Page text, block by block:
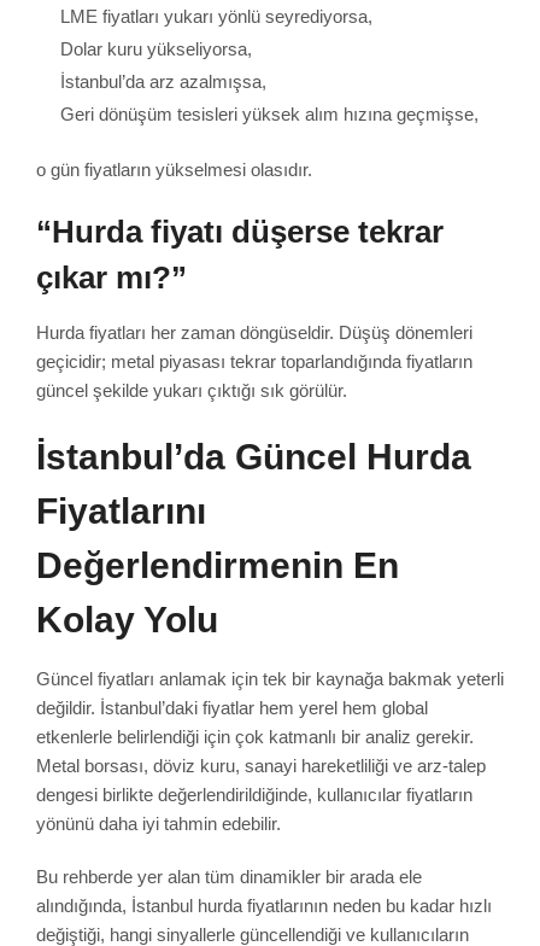
LME fiyatları yukarı yönlü seyrediyorsa,
Dolar kuru yükseliyorsa,
İstanbul’da arz azalmışsa,
Geri dönüşüm tesisleri yüksek alım hızına geçmişse,
o gün fiyatların yükselmesi olasıdır.
“Hurda fiyatı düşerse tekrar
çıkar mı?”
Hurda fiyatları her zaman döngüseldir. Düşüş dönemleri
geçicidir; metal piyasası tekrar toparlandığında fiyatların
güncel şekilde yukarı çıktığı sık görülür.
İstanbul’da Güncel Hurda
Fiyatlarını
Değerlendirmenin En
Kolay Yolu
Güncel fiyatları anlamak için tek bir kaynağa bakmak yeterli
değildir. İstanbul’daki fiyatlar hem yerel hem global
etkenlerle belirlendiği için çok katmanlı bir analiz gerekir.
Metal borsası, döviz kuru, sanayi hareketliliği ve arz-talep
dengesi birlikte değerlendirildiğinde, kullanıcılar fiyatların
yönünü daha iyi tahmin edebilir.
Bu rehberde yer alan tüm dinamikler bir arada ele
alındığında, İstanbul hurda fiyatlarının neden bu kadar hızlı
değiştiği, hangi sinyallerle güncellendiği ve kullanıcıların